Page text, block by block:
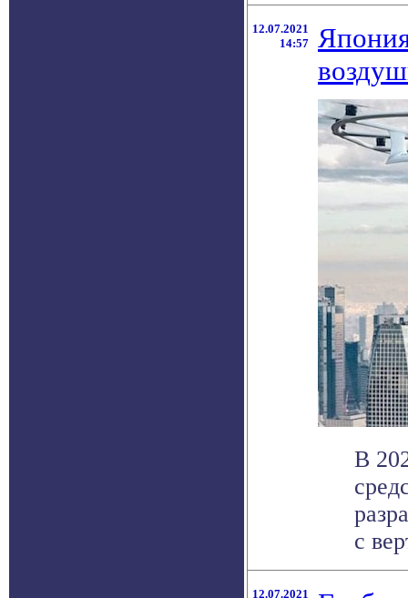
12.07.2021
14:57
В
с
12.07.2021